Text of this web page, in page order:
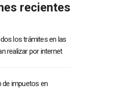
recientes
los trámites en las
realizar por internet
de impuetos en